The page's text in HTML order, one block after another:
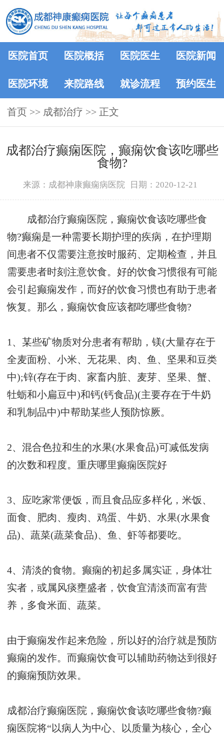
医院首页 医院概括 医院医生 医院新闻
医院环境 来院路线 就诊流程 预约医生
首页 >> 成都治疗 >> 正文
成都治疗癫痫医院，癫痫饮食该吃哪些
食物?
来源：成都神康癫痫病医院 日期：2020-12-21
成都治疗癫痫医院，癫痫饮食该吃哪些食
物?癫痫是一种需要长期护理的疾病，在护理期
间患者不仅需要注意按时服药、定期检查，并且
需要患者时刻注意饮食。好的饮食习惯很有可能
会引起癫痫发作，而好的饮食习惯也有助于患者
恢复。那么，癫痫饮食应该都吃哪些食物?
1、某些矿物质对分患者有帮助，镁(大量存在于
全麦面粉、小米、无花果、肉、鱼、坚果和豆类
中);锌(存在于肉、家畜内脏、麦芽、坚果、蟹、
牡蛎和小扁豆中)和钙(钙食品)(主要存在于牛奶
和乳制品中)中帮助某些人预防惊厥。
2、混合色拉和生的水果(水果食品)可减低发病
的次数和程度。 重庆哪里癫痫医院好
3、应吃家常便饭，而且食品应多样化，米饭、
面食、肥肉、瘦肉、鸡蛋、牛奶、水果(水果食
品)、蔬菜(蔬菜食品)、鱼、虾等都要吃。
4、清淡的食物。癫痫的初起多属实证，身体壮
实者，或属风痰壅盛者，饮食宜清淡而富有营
养，多食米面、蔬菜。
由于癫痫发作起来危险，所以好的治疗就是预防
癫痫的发作。而癫痫饮食可以辅助药物达到很好
的癫痫预防效果。
成都治疗癫痫医院，癫痫饮食该吃哪些食物?癫
痫医院将“以病人为中心、以质量为核心，全心